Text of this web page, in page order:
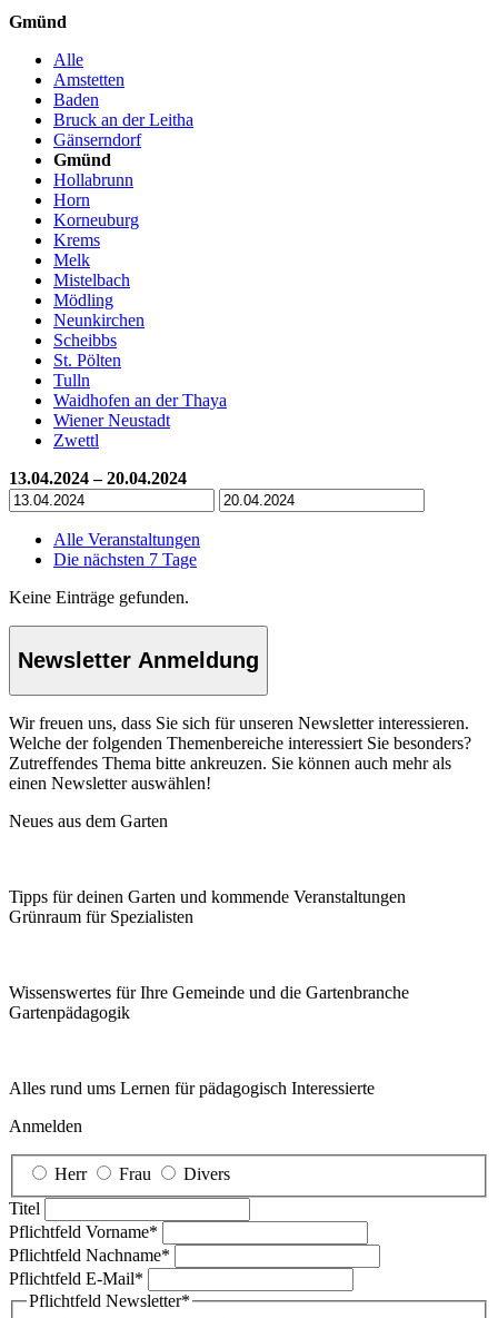
Gmünd
Alle
Amstetten
Baden
Bruck an der Leitha
Gänserndorf
Gmünd
Hollabrunn
Horn
Korneuburg
Krems
Melk
Mistelbach
Mödling
Neunkirchen
Scheibbs
St. Pölten
Tulln
Waidhofen an der Thaya
Wiener Neustadt
Zwettl
13.04.2024 – 20.04.2024
Alle Veranstaltungen
Die nächsten 7 Tage
Keine Einträge gefunden.
Newsletter Anmeldung
Wir freuen uns, dass Sie sich für unseren Newsletter interessieren.
Welche der folgenden Themenbereiche interessiert Sie besonders?
Zutreffendes Thema bitte ankreuzen. Sie können auch mehr als
einen Newsletter auswählen!
Neues aus dem Garten
Tipps für deinen Garten und kommende Veranstaltungen
Grünraum für Spezialisten
Wissenswertes für Ihre Gemeinde und die Gartenbranche
Garten­pädagogik
Alles rund ums Lernen für pädagogisch Interessierte
Anmelden
Herr Frau
Divers
Titel
Pflichtfeld Vorname*
Pflichtfeld Nachname*
Pflichtfeld E-Mail*
Pflichtfeld Newsletter*